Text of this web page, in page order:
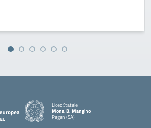
Liceo Statale
Mons. B. Mangino
Pagani (SA)
— Visita la pagina iniziale della scuola